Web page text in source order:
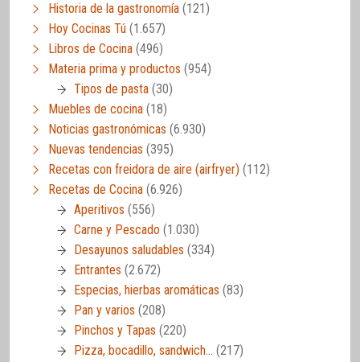
Historia de la gastronomía (121)
Hoy Cocinas Tú (1.657)
Libros de Cocina (496)
Materia prima y productos (954)
Tipos de pasta (30)
Muebles de cocina (18)
Noticias gastronómicas (6.930)
Nuevas tendencias (395)
Recetas con freidora de aire (airfryer) (112)
Recetas de Cocina (6.926)
Aperitivos (556)
Carne y Pescado (1.030)
Desayunos saludables (334)
Entrantes (2.672)
Especias, hierbas aromáticas (83)
Pan y varios (208)
Pinchos y Tapas (220)
Pizza, bocadillo, sandwich… (217)